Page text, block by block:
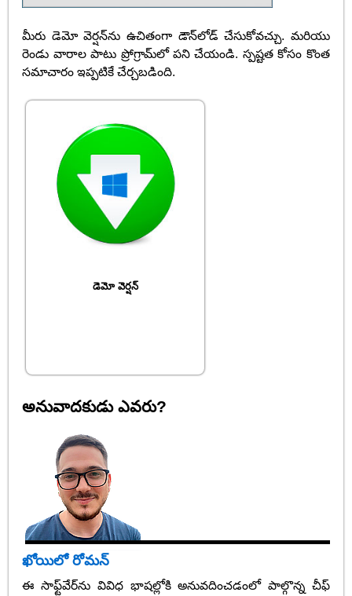
మీరు డెమో వెర్షన్‌ను ఉచితంగా డౌన్‌లోడ్ చేసుకోవచ్చు. మరియు
రెండు వారాల పాటు ప్రోగ్రామ్‌లో పని చేయండి. స్పష్టత కోసం కొంత
సమాచారం ఇప్పటికే చేర్చబడింది.
డెమో వెర్షన్
అనువాదకుడు ఎవరు?
ఖోయిలో రోమన్
ఈ సాఫ్ట్‌వేర్‌ను వివిధ భాషల్లోకి అనువదించడంలో పాల్గొన్న చీఫ్